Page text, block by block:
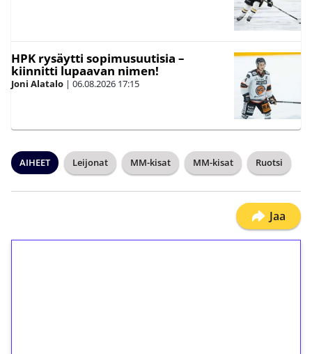
HPK rysäytti sopimusuutisia –
kiinnitti lupaavan nimen!
Joni Alatalo | 06.08.2026 17:15
AIHEET Leijonat MM-kisat MM-kisat Ruotsi
Jaa